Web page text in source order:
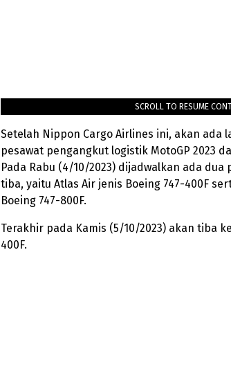
SCROLL TO RESUME
Setelah Nippon Cargo Airlines ini, akan ada
pesawat pengangkut logistik MotoGP 2023
Pada Rabu (4/10/2023) dijadwalkan ada
tiba, yaitu Atlas Air jenis Boeing 747-400F
Boeing 747-800F.
Terakhir pada Kamis (5/10/2023) akan tiba
400F.